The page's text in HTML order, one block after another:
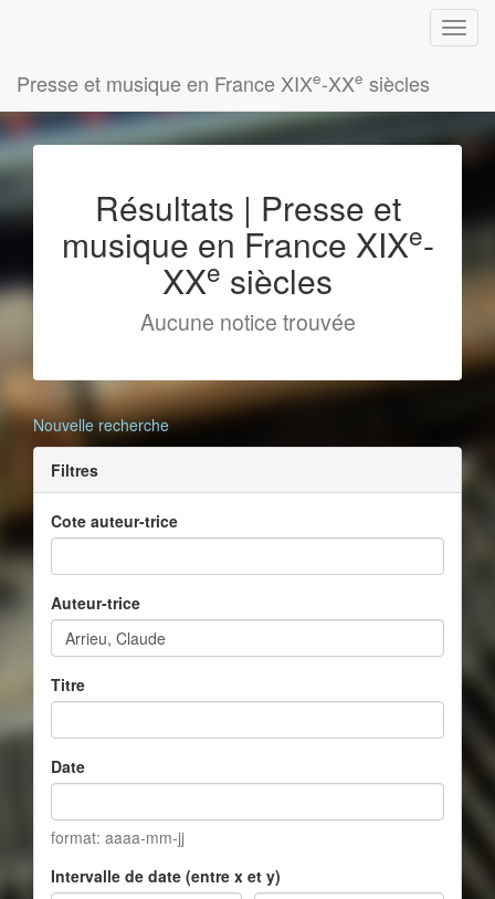
Presse et musique en France XIXe-XXe siècles
Résultats | Presse et
musique en France XIXe-
XXe siècles
Aucune notice trouvée
Nouvelle recherche
Filtres
Cote auteur-trice
Auteur-trice
Titre
Date
format: aaaa-mm-jj
Intervalle de date (entre x et y)